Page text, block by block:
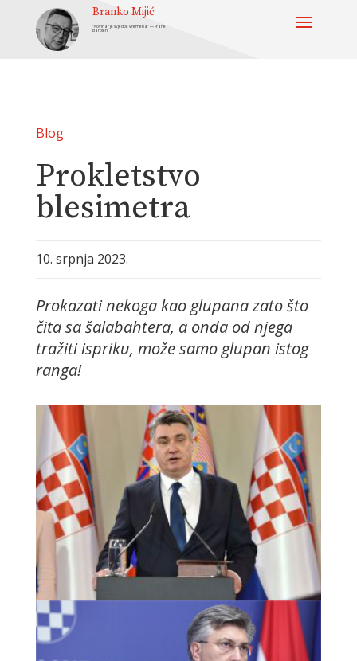
Branko Mijić
“Novinar je svjedok vremena” — Frane
Barbieri
Blog
Prokletstvo
blesimetra
10. srpnja 2023.
Prokazati nekoga kao glupana zato što
čita sa šalabahtera, a onda od njega
tražiti ispriku, može samo glupan istog
ranga!